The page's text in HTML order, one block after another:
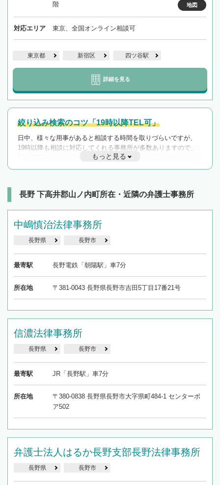
階
地図
対応エリア 東京、全国オンライン相談可
東京都 新宿区 四ツ谷駅
詳細を見る
絞り込み検索のコツ「19時以降TEL可」
日中、様々な用事があると相談する時間を取りづらいですが、
19時以降も相談に対応してくれる事務所が多数ありますので、
遅い時間の相談が増えそうな場合はそのような事務所に絞り込
んで検索してみましょう。
を加えて再検索
もっと見る
長野 下高井郡山ノ内町所在・近隣の弁護士事務所
中嶋慎治法律事務所
長野県 長野市
最寄駅 長野電鉄「朝陽駅」車7分
所在地 〒381-0043 長野県長野市吉田5丁目17番21号
信濃法律事務所
長野県 長野市
最寄駅 JR「長野駅」車7分
所在地
〒380-0838 長野県長野市大字県町484-1 センターボ
ア502
弁護士法人はるか長野支部長野法律事務所
長野県 長野市